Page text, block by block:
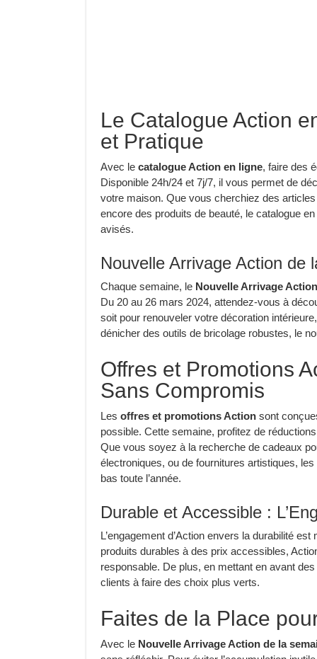
Le Catalogue Action
et Pratique
Avec le catalogue Action en ligne, faire des
Disponible 24h/24 et 7j/7, il vous permet de
votre maison. Que vous cherchiez des
encore des produits de beauté, le catalogue
avisés.
Nouvelle Arrivage Action de
Chaque semaine, le Nouvelle Arrivage
Du 20 au 26 mars 2024, attendez-vous à
soit pour renouveler votre décoration
dénicher des outils de bricolage robustes, le
Offres et Promotions
Sans Compromis
Les offres et promotions Action sont
possible. Cette semaine, profitez de
Que vous soyez à la recherche de cadeaux
électroniques, ou de fournitures artistiques,
bas toute l’année.
Durable et Accessible :
L’engagement d’Action envers la durabilité
produits durables à des prix accessibles,
responsable. De plus, en mettant en avant
clients à faire des choix plus verts.
Faites de la Place
Avec le Nouvelle Arrivage Action de la